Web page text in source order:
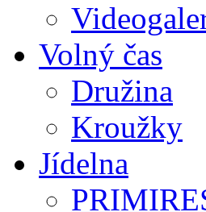
Volný čas
Družina
Kroužky
Jídelna